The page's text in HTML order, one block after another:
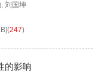
, 刘国坤
](247)
的影响